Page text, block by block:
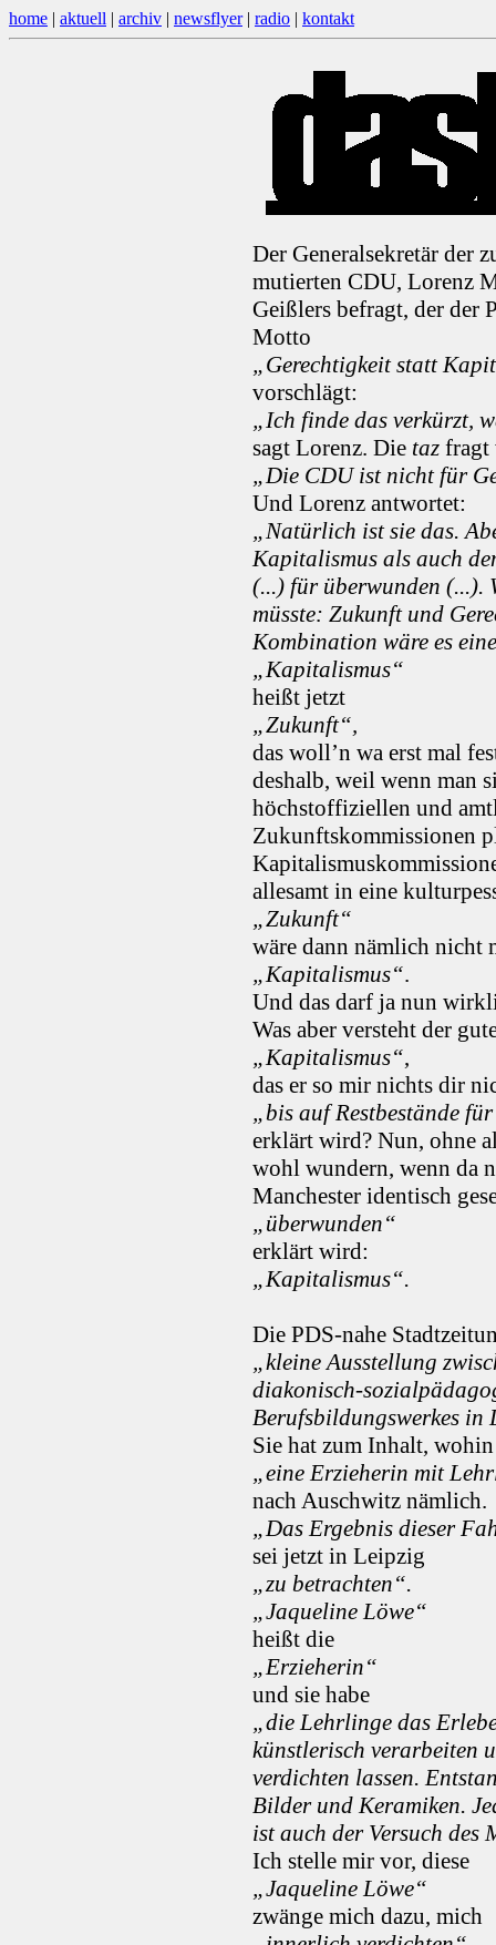
home | aktuell | archiv | newsflyer| radio | kontakt
Der Generalsekretär der
mutierten CDU, Lorenz
Geißlers befragt, der der
Motto
„Gerechtigkeit statt
vorschlägt:
„Ich finde das verkürzt,
sagt Lorenz. Die taz fragt
„Die CDU ist nicht für
Und Lorenz antwortet:
„Natürlich ist sie das.
Kapitalismus als auch
(...) für überwunden (...).
müsste: Zukunft und
Kombination wäre es
„Kapitalismus“
heißt jetzt
„Zukunft“,
das woll’n wa erst mal
deshalb, weil wenn man
höchstoffiziellen und
Zukunftskommissionen
allesamt in eine
„Zukunft“
wäre dann nämlich nicht
„Kapitalismus“.
Und das darf ja nun
Was aber versteht der
„Kapitalismus“,
das er so mir nichts dir
„bis auf Restbestände
erklärt wird? Nun, ohne
wohl wundern, wenn da
Manchester identisch
„überwunden“
erklärt wird:
„Kapitalismus“.
Die PDS-nahe
„kleine Ausstellung
diakonisch-
Berufsbildungswerkes
Sie hat zum Inhalt,
„eine Erzieherin mit
nach Auschwitz nämlich.
„Das Ergebnis dieser
sei jetzt in Leipzig
„zu betrachten“.
„Jaqueline Löwe“
heißt die
„Erzieherin“
und sie habe
„die Lehrlinge das
künstlerisch verarbeiten
verdichten lassen.
Bilder und Keramiken.
ist auch der Versuch des
Ich stelle mir vor, diese
„Jaqueline Löwe“
zwänge mich dazu, mich